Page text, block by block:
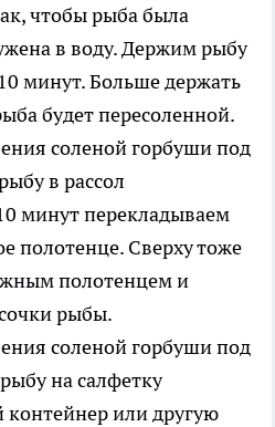
чтобы рыба была
в воду. Держим рыбу
минут. Больше держать
будет пересоленной.
минут перекладываем
полотенце. Сверху тоже
полотенцем и
рыбы.
контейнер или другую